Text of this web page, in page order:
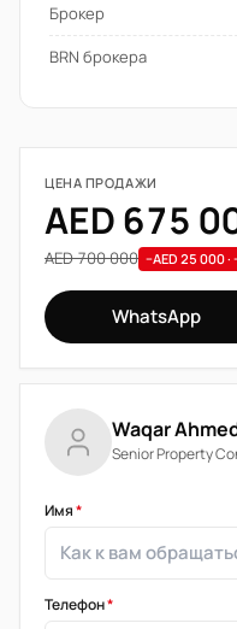
Брокер
BRN брокера
ЦЕНА ПРОДАЖИ
AED 675
AED 700 000 −AED 25 000 ·
WhatsApp
Waqar
Senior Property
Имя*
Телефон*